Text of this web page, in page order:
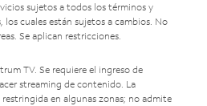
sujetos a todos los términos y
cuales están sujetos a cambios. No
Se aplican restricciones.
TV. Se requiere el ingreso de
streaming de contenido. La
en algunas zonas; no admite